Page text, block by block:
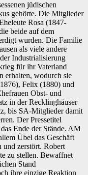
jüdischen
gehörte. Die Mitglieder
Rosa (1847-
beide auf dem
wurden. Die Familie
als viele andere
Industrialisierung
für ihr Vaterland
erhalten, wodurch sie
Felix (1880) und
Obst- und
in der Recklinghäuser
bis SA-Mitglieder damit
Der Pressetitel
Ende der Stände. AM
Übel das Geschäft
und zerstört. Robert
zu stellen. Bewaffnet
Stand
ihre einzige Reaktion